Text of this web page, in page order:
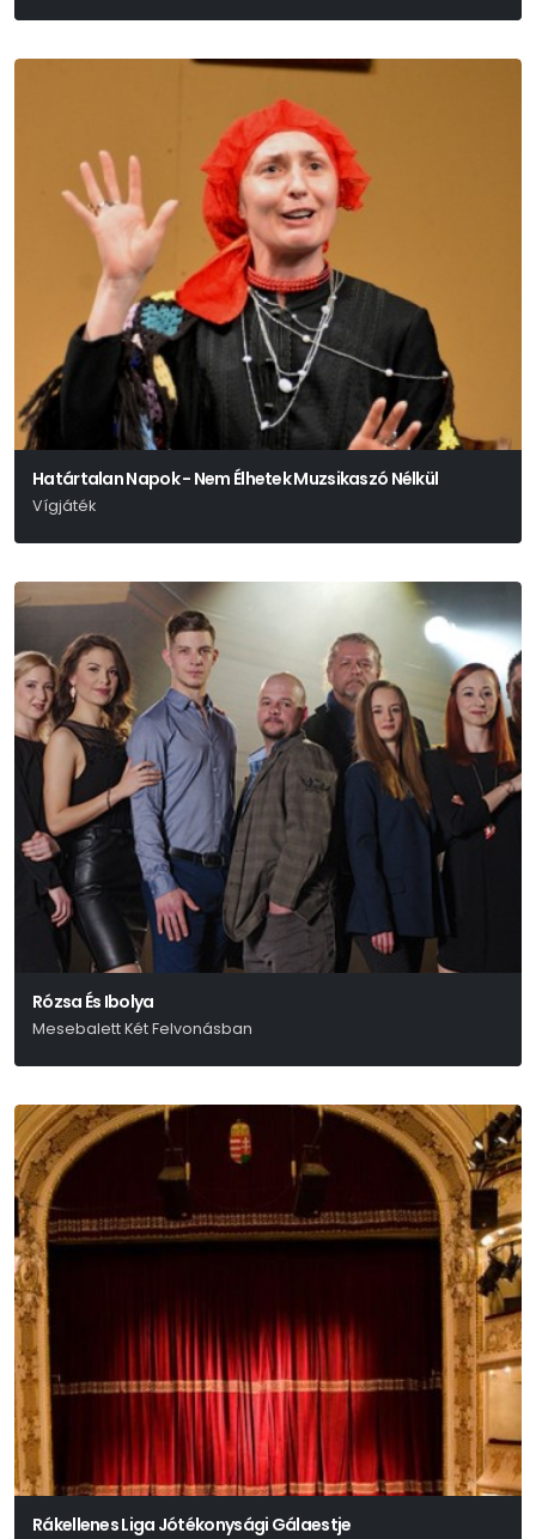
Határtalan Napok - Nem Élhetek Muzsikaszó Nélkül
Vígjáték
Rózsa És Ibolya
Mesebalett Két Felvonásban
Rákellenes Liga Jótékonysági Gálaestje